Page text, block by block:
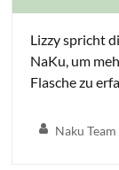
Lizzy spricht
NaKu, um
Flasche zu
Naku Team